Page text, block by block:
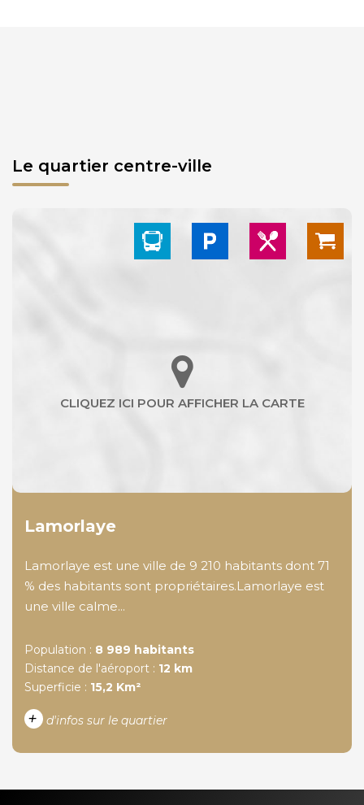
Le quartier centre-ville
Lamorlaye
Lamorlaye est une ville de 9 210 habitants dont 71
% des habitants sont propriétaires.Lamorlaye est
une ville calme...
Population : 8 989 habitants
Distance de l'aéroport : 12 km
Superficie : 15,2 Km²
+ d'infos sur le quartier